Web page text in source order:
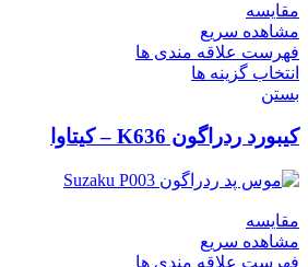
مقایسه
مشاهده سریع
فهرست علاقه مندی ها
انتخاب گزینه ها
بستن
کیبورد ردراگون K636 – کیتاوا
مقایسه
مشاهده سریع
فهرست علاقه مندی ها